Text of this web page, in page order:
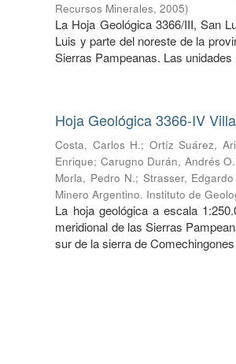
Recursos Minerales,2005)
La Hoja Geológica 3366/III, San
Luis y parte del noreste de la
Sierras Pampeanas. Las unidades
Hoja Geológica 3366-IV
Costa, Carlos H.; Ortíz Suárez,
Enrique; Carugno Durán, Andrés O.
Morla, Pedro N.; Strasser,
Minero Argentino. Instituto de
La hoja geológica a escala
meridional de las Sierras
sur de la sierra de